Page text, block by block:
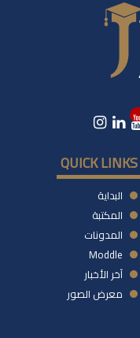
QUICK LINKS
البداية
المكتبة
المدونات
Moddle
آخر الأخبار
معرض الصور